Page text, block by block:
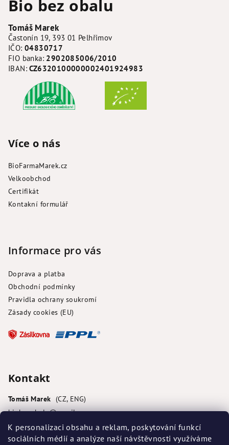
K personalizaci obsahu a reklam, poskytování funkcí
sociálních médií a analýze naší návštěvnosti využíváme
Bio bez obalu
Tomáš Marek
Častonín 19, 393 01 Pelhřimov
IČO: 04830717
FIO banka: 2902085006/2010
IBAN:CZ6320100000002401924983
Více o nás
BioFarmaMarek.cz
Velkoobchod
Certifikát
Kontakní formulář
Informace pro vás
Doprava a platba
Obchodní podmínky
Pravidla ochrany soukromí
Zásady cookies (EU)
Kontakt
Tomáš Marek
biobezobalu@gmail.com
+420 722 012 059